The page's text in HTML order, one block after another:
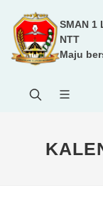
SMAN 1
NTT
Maju